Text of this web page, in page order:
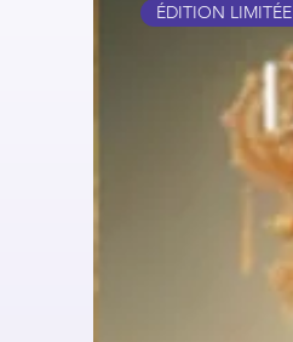
ÉDITION LIMITÉE